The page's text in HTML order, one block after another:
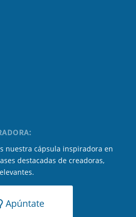
nuestra cápsula inspiradora en
destacadas de creadoras,
Apúntate